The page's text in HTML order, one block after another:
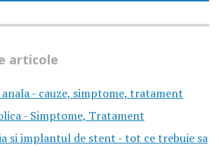
articole
- cauze, simptome, tratament
- Simptome, Tratament
si implantul de stent - tot ce trebuie sa